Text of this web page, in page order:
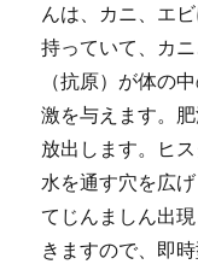
んは、カニ、エ
持っていて、カ
（抗原）が体の
激を与えます。
放出します。ヒ
水を通す穴を広
てじんましん出
きますので、即